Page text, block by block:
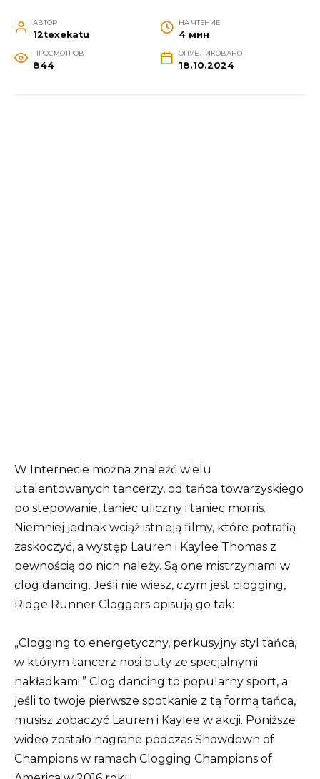
АВТОР
12texekatu
НА ЧТЕНИЕ
4 мин
ПРОСМОТРОВ
844
ОПУБЛИКОВАНО
18.10.2024
W Internecie można znaleźć wielu
utalentowanych tancerzy, od tańca towarzyskiego
po stepowanie, taniec uliczny i taniec morris.
Niemniej jednak wciąż istnieją filmy, które potrafią
zaskoczyć, a występ Lauren i Kaylee Thomas z
pewnością do nich należy. Są one mistrzyniami w
clog dancing. Jeśli nie wiesz, czym jest clogging,
Ridge Runner Cloggers opisują go tak:
„Clogging to energetyczny, perkusyjny styl tańca,
w którym tancerz nosi buty ze specjalnymi
nakładkami.” Clog dancing to popularny sport, a
jeśli to twoje pierwsze spotkanie z tą formą tańca,
musisz zobaczyć Lauren i Kaylee w akcji. Poniższe
wideo zostało nagrane podczas Showdown of
Champions w ramach Clogging Champions of